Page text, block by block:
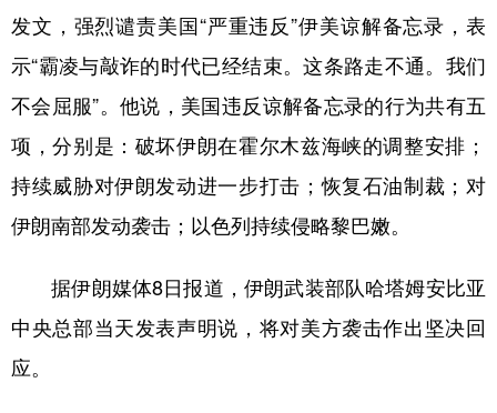
发文，强烈谴责美国“严重违反”伊美谅解备忘录，表
示“霸凌与敲诈的时代已经结束。这条路走不通。我们
不会屈服”。他说，美国违反谅解备忘录的行为共有五
项，分别是：破坏伊朗在霍尔木兹海峡的调整安排；
持续威胁对伊朗发动进一步打击；恢复石油制裁；对
伊朗南部发动袭击；以色列持续侵略黎巴嫩。
据伊朗媒体8日报道，伊朗武装部队哈塔姆安比亚
中央总部当天发表声明说，将对美方袭击作出坚决回
应。